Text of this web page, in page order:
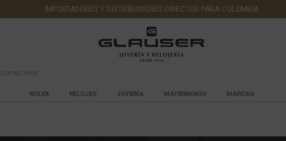
IMPORTADORES Y DISTRIBUIDORES DIRECTOS PARA COLOMBIA
CONTÁCTENOS
ROLEX RELOJES JOYERÍA MATRIMONIO MARCAS